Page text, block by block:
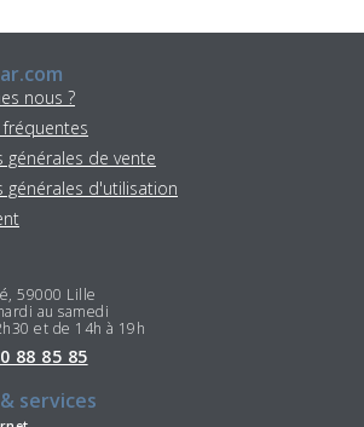
nous ?
générales de vente
générales d'utilisation
59000 Lille
au samedi
et de 14h à 19h
88 85 85
services